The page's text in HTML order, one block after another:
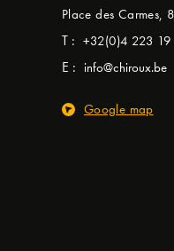
Place des Carmes,
T : +32(0)4 223
E : info@chiroux.be
Google map